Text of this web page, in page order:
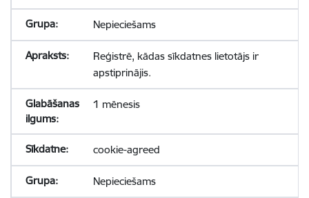
Nepieciešams
Reģistrē, kādas sīkdatnes lietotājs ir
apstiprinājis.
1 mēnesis
cookie-agreed
Nepieciešams